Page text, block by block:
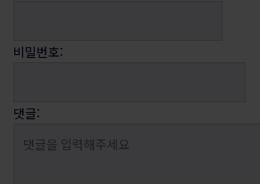
비밀번호:
댓글: